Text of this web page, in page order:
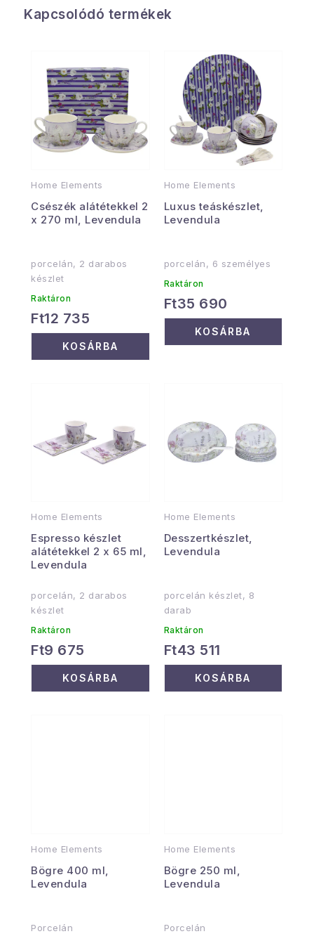
Kapcsolódó termékek
Home Elements
Csészék alátétekkel 2
x 270 ml, Levendula
porcelán, 2 darabos
készlet
Raktáron
Ft12 735
KOSÁRBA
Home Elements
Luxus teáskészlet,
Levendula
porcelán, 6 személyes
Raktáron
Ft35 690
KOSÁRBA
Home Elements
Espresso készlet
alátétekkel 2 x 65 ml,
Levendula
porcelán, 2 darabos
készlet
Raktáron
Ft9 675
KOSÁRBA
Home Elements
Desszertkészlet,
Levendula
porcelán készlet, 8
darab
Raktáron
Ft43 511
KOSÁRBA
Home Elements
Bögre 400 ml,
Levendula
Porcelán
Home Elements
Bögre 250 ml,
Levendula
Porcelán